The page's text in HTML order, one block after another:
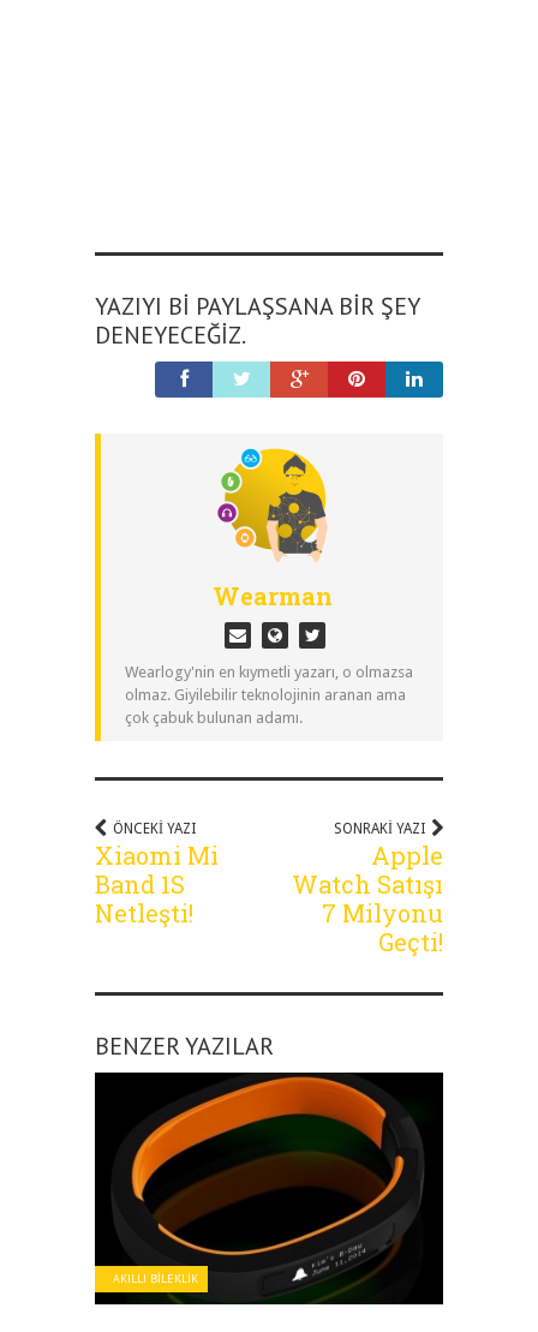
YAZIYI BI PAYLAŞSANA BIR ŞEY
DENEYECEĞIZ.
Wearman
Wearlogy'nin en kıymetli yazarı, o olmazsa
olmaz. Giyilebilir teknolojinin aranan ama
çok çabuk bulunan adamı.
ÖNCEKI YAZI
Xiaomi Mi
Band 1S
Netleşti!
SONRAKI YAZI
Apple
Watch Satışı
7 Milyonu
Geçti!
BENZER YAZILAR
AKILLI BILEKLIK